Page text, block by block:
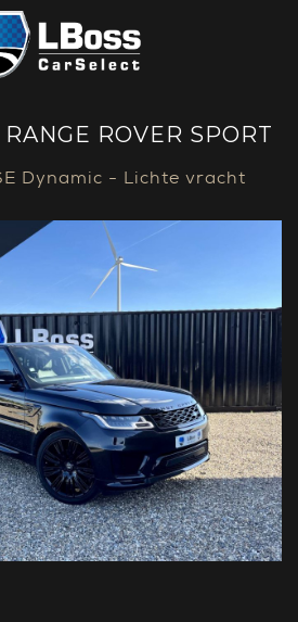
ROVER SPORT
Dynamic - Lichte vracht